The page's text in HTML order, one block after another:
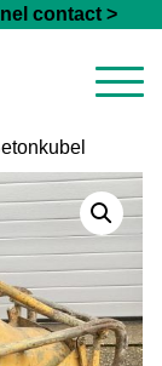
contact >